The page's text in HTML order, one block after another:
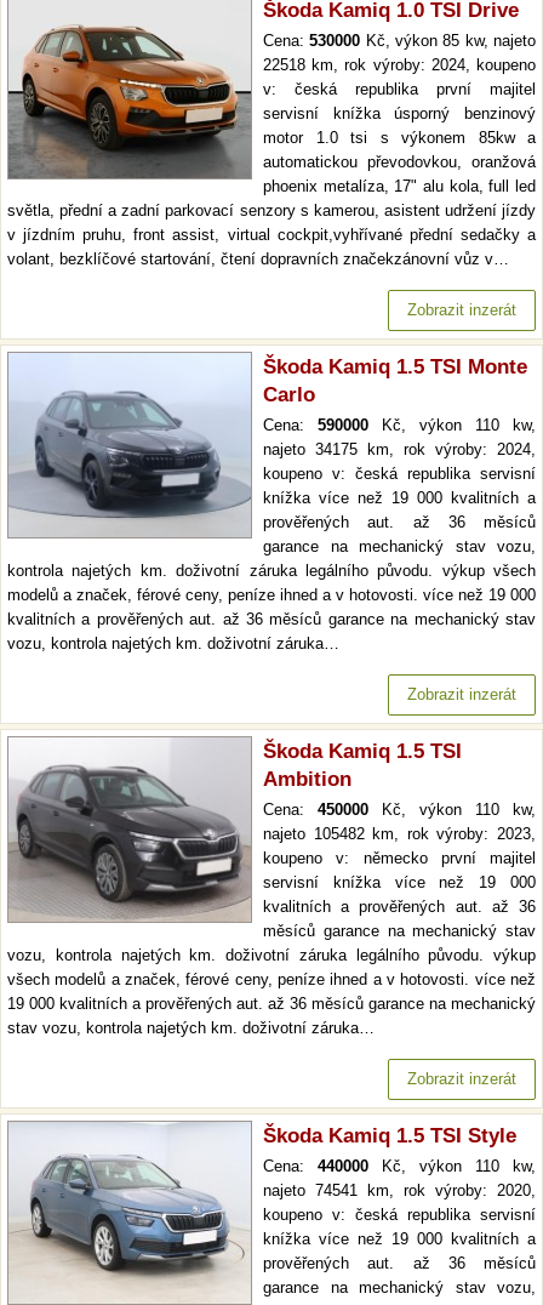
Škoda Kamiq 1.0 TSI Drive
Cena:530000 Kč, výkon 85 kw, najeto
22518 km, rok výroby: 2024, koupeno
v: česká republika první majitel
servisní knížka úsporný benzinový
motor 1.0 tsi s výkonem 85kw a
automatickou převodovkou, oranžová
phoenix metalíza, 17" alu kola, full led
světla, přední a zadní parkovací senzory s kamerou, asistent udržení jízdy
v jízdním pruhu, front assist, virtual cockpit,vyhřívané přední sedačky a
volant, bezklíčové startování, čtení dopravních značekzánovní vůz v…
Zobrazit inzerát
Škoda Kamiq 1.5 TSI Monte
Carlo
Cena: 590000 Kč, výkon 110 kw,
najeto 34175 km, rok výroby: 2024,
koupeno v: česká republika servisní
knížka více než 19 000 kvalitních a
prověřených aut. až 36 měsíců
garance na mechanický stav vozu,
kontrola najetých km. doživotní záruka legálního původu. výkup všech
modelů a značek, férové ceny, peníze ihned a v hotovosti. více než 19 000
kvalitních a prověřených aut. až 36 měsíců garance na mechanický stav
vozu, kontrola najetých km. doživotní záruka…
Zobrazit inzerát
Škoda Kamiq 1.5 TSI
Ambition
Cena: 450000 Kč, výkon 110 kw,
najeto 105482 km, rok výroby: 2023,
koupeno v: německo první majitel
servisní knížka více než 19 000
kvalitních a prověřených aut. až 36
měsíců garance na mechanický stav
vozu, kontrola najetých km. doživotní záruka legálního původu. výkup
všech modelů a značek, férové ceny, peníze ihned a v hotovosti. více než
19 000 kvalitních a prověřených aut. až 36 měsíců garance na mechanický
stav vozu, kontrola najetých km. doživotní záruka…
Zobrazit inzerát
Škoda Kamiq 1.5 TSI Style
Cena: 440000 Kč, výkon 110 kw,
najeto 74541 km, rok výroby: 2020,
koupeno v: česká republika servisní
knížka více než 19 000 kvalitních a
prověřených aut. až 36 měsíců
garance na mechanický stav vozu,